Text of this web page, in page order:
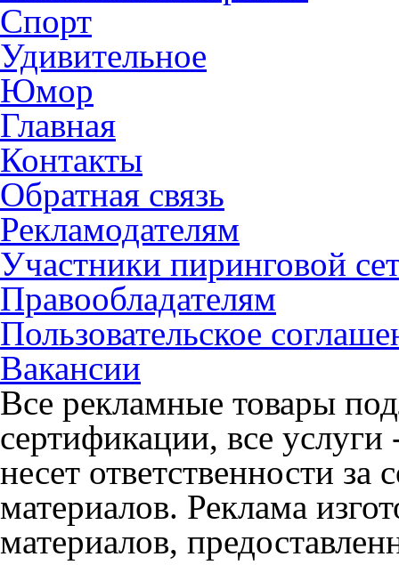
Спорт
Удивительное
Юмор
Главная
Контакты
Обратная связь
Рекламодателям
Участники пиринговой
Правообладателям
Пользовательское
Вакансии
Все рекламные товары
сертификации, все
несет ответственности
материалов. Реклама
материалов,